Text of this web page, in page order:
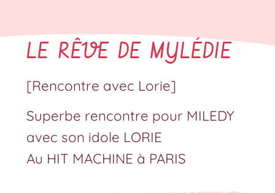
LE RÊVE DE MYLÉDIE
[Rencontre avec Lorie]
Superbe rencontre pour MILEDY
avec son idole LORIE
Au HIT MACHINE à PARIS